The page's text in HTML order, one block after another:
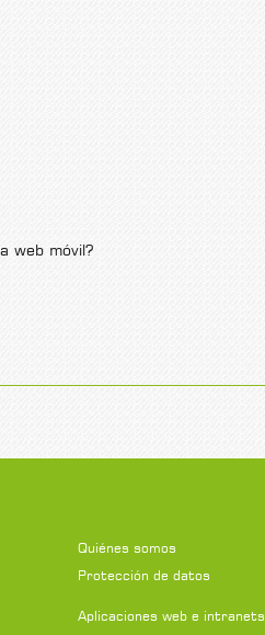
web móvil?
Quiénes somos
Protección de datos
Aplicaciones web e intranets